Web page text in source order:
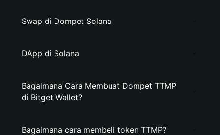
Swap di Dompet Solana
DApp di Solana
Bagaimana Cara Membuat Dompet TTMP
di Bitget Wallet?
Bagaimana cara membeli token TTMP?